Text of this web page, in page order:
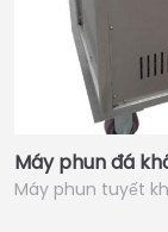
Máy phun đá
Máy phun tuyết